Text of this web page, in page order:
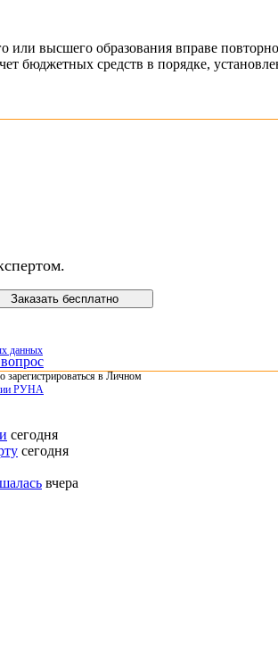
высшего образования вправе
бюджетных средств в порядке,
Заказать бесплатно
данных
зарегистрироваться в Личном
РУНА
сегодня
сегодня
вчера